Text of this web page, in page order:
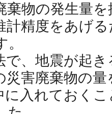
棄物の発生量
計精度をあげ
、地震が起き
災害廃棄物の
に入れておく